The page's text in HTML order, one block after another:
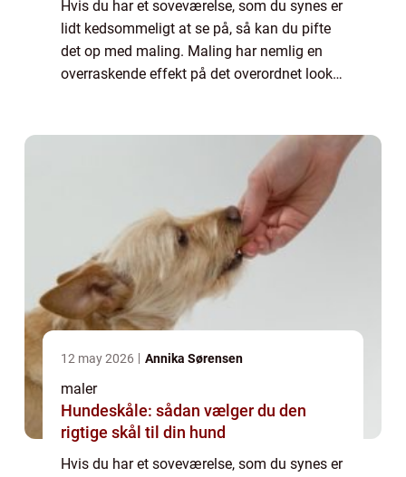
Hvis du har et soveværelse, som du synes er
lidt kedsommeligt at se på, så kan du pifte
det op med maling. Maling har nemlig en
overraskende effekt på det overordnet look
12 may 2026 Annika Sørensen
maler
Hundeskåle: sådan vælger du den
rigtige skål til din hund
Hvis du har et soveværelse, som du synes er